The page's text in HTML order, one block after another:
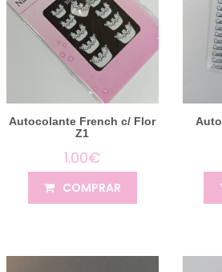
Autocolante French c/ Flor
Z1
1.00€
COMPRAR